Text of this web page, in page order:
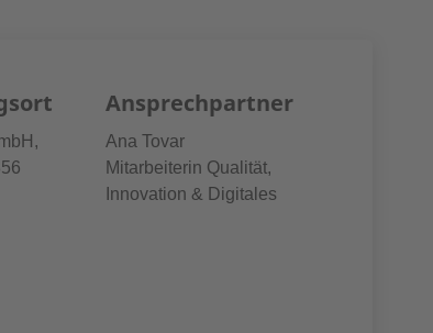
Ansprechpartner
Ana Tovar
Mitarbeiterin Qualität,
Innovation & Digitales